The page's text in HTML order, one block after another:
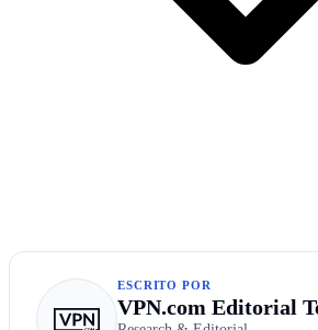
ESCRITO POR
VPN.com Editorial